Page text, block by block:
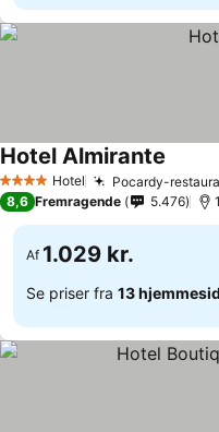
4 StjernerHotel Pocardy-
Hotel Almirante
8,6 Fremragende 5.476
Af 1.029 kr.
Se priser fra 13